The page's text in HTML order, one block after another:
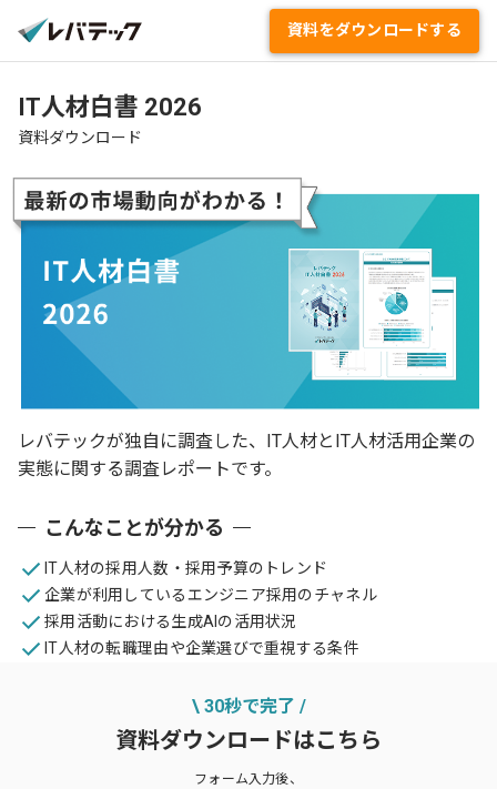
資料をダウンロードする
資料ダウンロード
レバテックが独自に調査した、IT人材とIT人材活用企業の
実態に関する調査レポートです。
こんなことが分かる
IT人材の採用人数・採用予算のトレンド
企業が利用しているエンジニア採用のチャネル
採用活動における生成AIの活用状況
IT人材の転職理由や企業選びで重視する条件
\ 30秒で完了 /
資料ダウンロードはこちら
フォーム入力後、